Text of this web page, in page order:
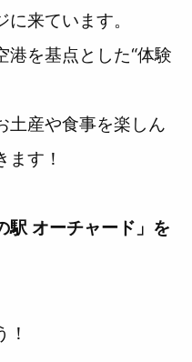
来ています。
港を基点とした“体験
土産や食事を楽しん
す！
駅 オーチャード」を